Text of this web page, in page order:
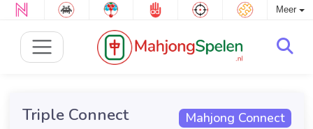
Meer
Mahjong Connect
Triple Connect